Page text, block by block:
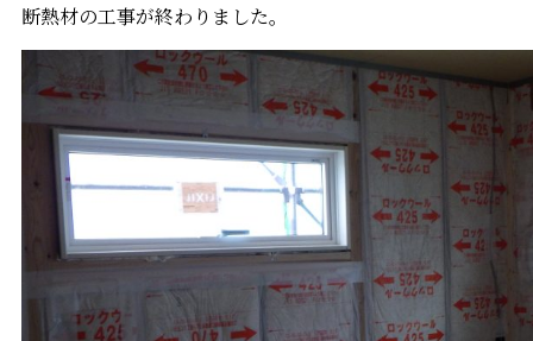
断熱材の工事が終わりました。